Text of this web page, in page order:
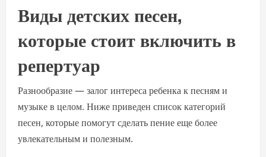
Виды детских песен,
которые стоит включить в
репертуар
Разнообразие — залог интереса ребенка к песням и
музыке в целом. Ниже приведен список категорий
песен, которые помогут сделать пение еще более
увлекательным и полезным.